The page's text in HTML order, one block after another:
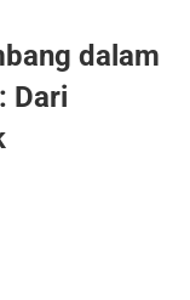
dalam
Dari